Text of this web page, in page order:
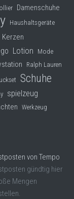
Damenschuhe
Haushaltsgeräte
Kerzen
Lotion Mode
Ralph Lauren
Schuhe
spielzeug
Werkzeug
von Tempo
gündtig hier
Mengen